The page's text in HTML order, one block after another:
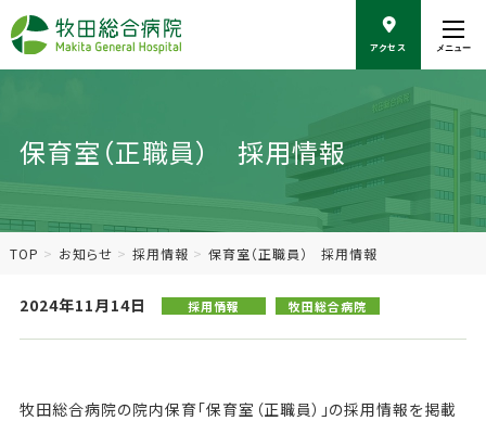
本
文
動
アクセス メニュー
保育室（正職員） 採用情報
TOP お知らせ 採用情報 保育室（正職員） 採用情報
2024年11月14日 採用情報 牧田総合病院
牧田総合病院の院内保育「保育室（正職員）」の採用情報を掲載